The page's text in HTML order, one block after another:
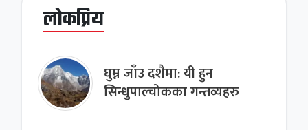
लोकप्रिय
घुम्न जाँउ दशैमा: यी हुन
सिन्धुपाल्चोकका गन्तव्यहरु